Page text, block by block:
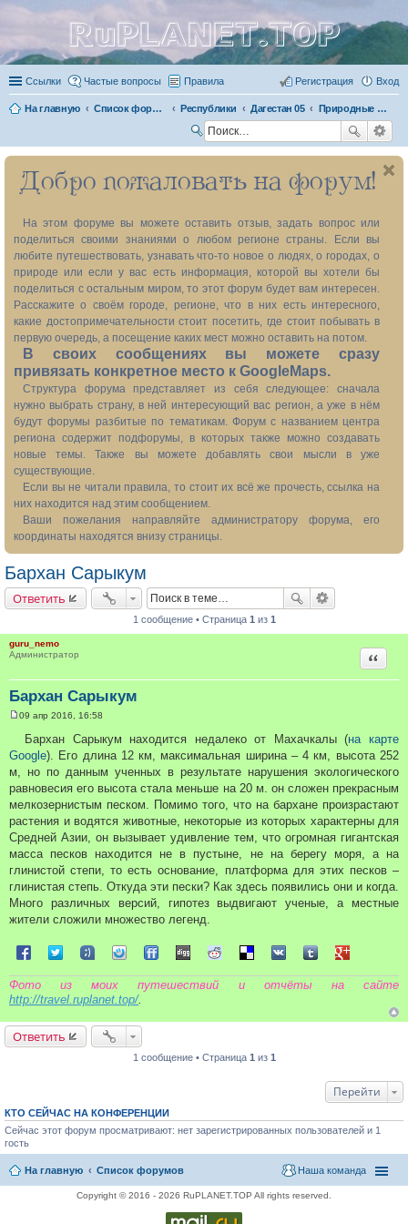
RuPLANET.TOP
Ссылки Частые вопросы Правила Вход
Регистрация
На главную Список форумов Республики Дагестан 05 Природные объекты
ск
Добро пожаловать на форум!
На этом форуме вы можете оставить отзыв, задать вопрос или
поделиться своими знаниями о любом регионе страны. Если вы
любите путешествовать, узнавать что-то новое о людях, о городах, о
природе или если у вас есть информация, которой вы хотели бы
поделиться с остальным миром, то этот форум будет вам интересен.
Расскажите о своём городе, регионе, что в них есть интересного,
какие достопримечательности стоит посетить, где стоит побывать в
первую очередь, а посещение каких мест можно оставить на потом.
В своих сообщениях вы можете сразу
привязать конкретное место к GoogleMaps.
Структура форума представляет из себя следующее: сначала
нужно выбрать страну, в ней интересующий вас регион, а уже в нём
будут форумы разбитые по тематикам. Форум с названием центра
региона содержит подфорумы, в которых также можно создавать
новые темы. Также вы можете добавлять свои мысли в уже
существующие.
Если вы не читали правила, то стоит их всё же прочесть, ссылка на
них находится над этим сообщением.
Ваши пожелания направляйте администратору форума, его
координаты находятся внизу страницы.
Бархан Сарыкум
Ответить
1 сообщение • Страница 1 из 1
guru_nemo
Администратор
Бархан Сарыкум
Цитата
б
е
н
е
09 апр 2016, 16:58
Бархан Сарыкум находится недалеко от Махачкалы (на карте
Google). Его длина 12 км, максимальная ширина – 4 км, высота 252
м, но по данным ученных в результате нарушения экологического
равновесия его высота стала меньше на 20 м. он сложен прекрасным
мелкозернистым песком. Помимо того, что на бархане произрастают
растения и водятся животные, некоторые из которых характерны для
Средней Азии, он вызывает удивление тем, что огромная гигантская
масса песков находится не в пустыне, не на берегу моря, а на
глинистой степи, то есть основание, платформа для этих песков –
глинистая степь. Откуда эти пески? Как здесь появились они и когда.
Много различных версий, гипотез выдвигают ученые, а местные
жители сложили множество легенд.
Поделиться в Facebook
Поделиться в Twitter
Поделиться в Tuenti
Поделиться в Sonico
Поделиться в FriendFeed
Поделиться в Digg
Поделиться в Reddit
Поделиться в Delicious
Поделиться в VK
Поделиться в
Поделиться
Фото из моих путешествий и отчёты на сайте
http://travel.ruplanet.top/.
Ответить
1 сообщение • Страница 1 из 1
Перейти
КТО СЕЙЧАС НА КОНФЕРЕНЦИИ
Сейчас этот форум просматривают: нет зарегистрированных пользователей и 1
гость
На главную Список форумов Наша команда
Copyright © 2016 - 2026 RuPLANET.TOP All rights reserved.